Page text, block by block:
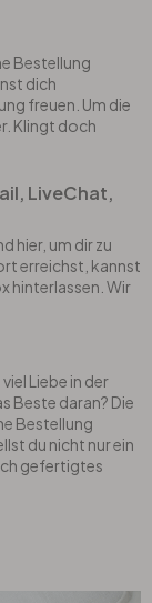
Bestellung
dich
freuen. Um die
Klingt doch
LiveChat,
hier, um dir zu
erreichst, kannst
hinterlassen. Wir
Liebe in der
Beste daran? Die
Bestellung
du nicht nur ein
gefertigtes